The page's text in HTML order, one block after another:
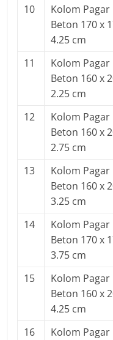
10
Kolom Pagar
Beton 170 x
4.25 cm
11
Kolom Pagar
Beton 160 x
2.25 cm
12
Kolom Pagar
Beton 160 x
2.75 cm
13
Kolom Pagar
Beton 160 x
3.25 cm
14
Kolom Pagar
Beton 170 x
3.75 cm
15
Kolom Pagar
Beton 160 x
4.25 cm
16
Kolom Pagar